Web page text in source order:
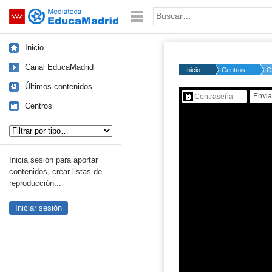
Saltar navegación Palabra o frase:
Inicio
Canal EducaMadrid
Últimos contenidos
Centros
Inicia sesión para aportar
contenidos, crear listas de
reproducción...
Iniciar sesión
Inicio Centros
Contenido protegido…